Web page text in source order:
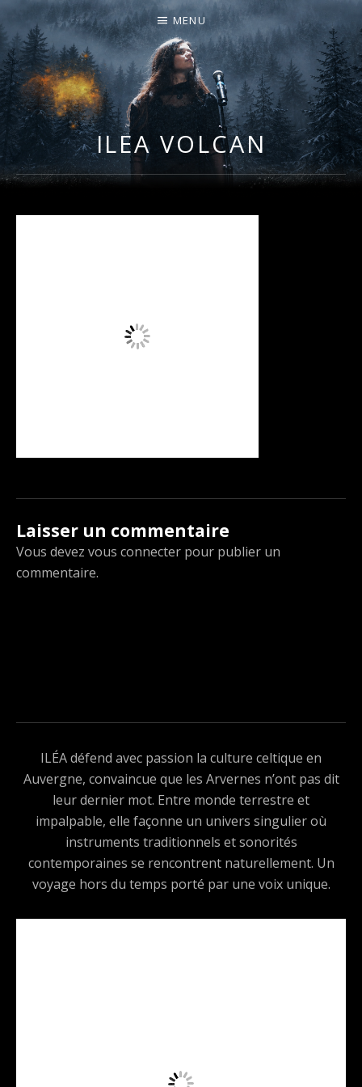
I
L
É
A
LA PLUS CELTIQUE DES AUVERGNATES !
MENU
ILEA VOLCAN
Laisser un commentaire
Vous devez vous connecter pour publier un
commentaire.
ILÉA défend avec passion la culture celtique en
Auvergne, convaincue que les Arvernes n’ont pas dit
leur dernier mot. Entre monde terrestre et
impalpable, elle façonne un univers singulier où
instruments traditionnels et sonorités
contemporaines se rencontrent naturellement. Un
voyage hors du temps porté par une voix unique.